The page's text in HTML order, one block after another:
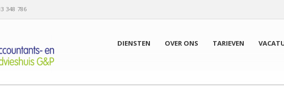
348 786
DIENSTEN OVER ONS TARIEVEN